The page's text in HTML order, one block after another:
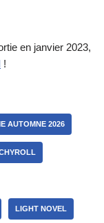
en janvier 2023,
!
AUTOMNE 2026
LIGHT NOVEL